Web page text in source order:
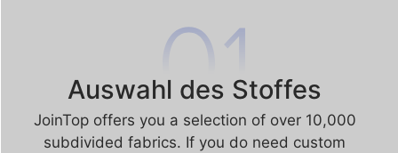
Auswahl des Stoffes
JoinTop offers you a selection of over 10,000
subdivided fabrics. If you do need custom